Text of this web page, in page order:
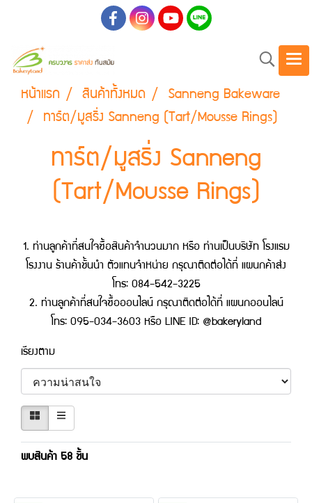
หน้าแรก สินค้าทั้งหมด Sanneng Bakeware
ทาร์ต/มูสริ่ง Sanneng (Tart/Mousse Rings)
ทาร์ต/มูสริ่ง Sanneng
(Tart/Mousse Rings)
1. ท่านลูกค้าที่สนใจซื้อสินค้าจำนวนมาก หรือ ท่านเป็นบริษัท โรงแรม
โรงงาน ร้านค้าชั้นนำ ตัวแทนจำหน่าย กรุณาติดต่อได้ที่ แผนกค้าส่ง
โทร: 084-542-3225
2. ท่านลูกค้าที่สนใจซื้อออนไลน์ กรุณาติดต่อได้ที่ แผนกออนไลน์
โทร: 095-034-3603 หรือ LINE ID: @bakeryland
เรียงตาม
พบสินค้า 58 ชิ้น